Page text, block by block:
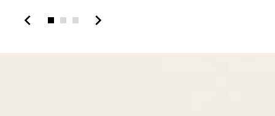
chevron_left chevron_right